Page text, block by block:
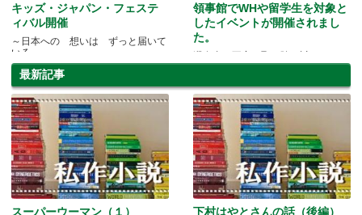
キッズ・ジャパン・フェステ
ィバル開催
～日本への 想いは ずっと届いて
いる～
領事館でWHや留学生を対象と
したイベントが開催されまし
た。
滞在者の不安を取り除く試み
最新記事
スーパーウーマン（１） 下村はやとさんの話（後編）